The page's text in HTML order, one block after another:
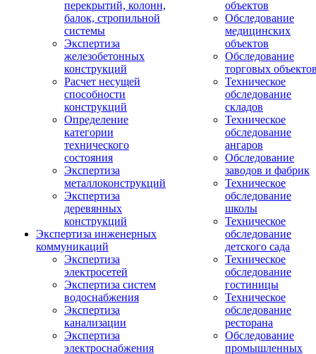
перекрытий, колонн,
балок, стропильной
системы
Экспертиза
железобетонных
конструкций
Расчет несущей
способности
конструкций
Определение
категории
технического
состояния
Экспертиза
металлоконструкций
Экспертиза
деревянных
конструкций
Экспертиза инженерных
коммуникаций
Экспертиза
электросетей
Экспертиза систем
водоснабжения
Экспертиза
канализации
Экспертиза
электроснабжения
объектов
Обследование
медицинских
объектов
Обследование
торговых
Техническое
обследование
складов
Техническое
обследование
ангаров
Обследование
заводов и фабрик
Техническое
обследование
школы
Техническое
обследование
детского сада
Техническое
обследование
гостиницы
Техническое
обследование
ресторана
Обследование
промышленных